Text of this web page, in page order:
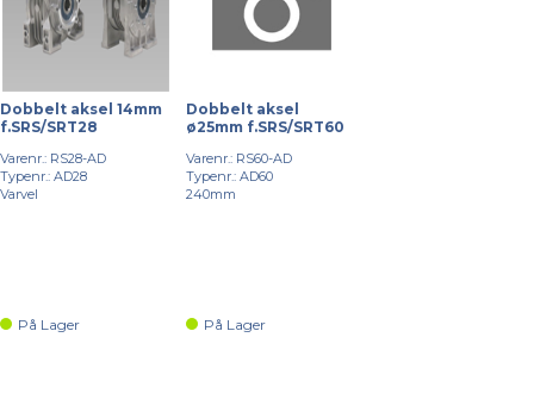
Dobbelt aksel 14mm
f.SRS/SRT28
Varenr.: RS28-AD
Typenr.: AD28
Varvel
På Lager
Dobbelt aksel
ø25mm f.SRS/SRT60
Varenr.: RS60-AD
Typenr.: AD60
240mm
På Lager